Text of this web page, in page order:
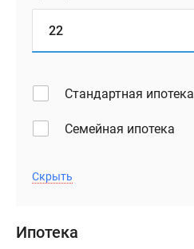
Стандартная ипотека
Семейная ипотека
Скрыть
Ипотека